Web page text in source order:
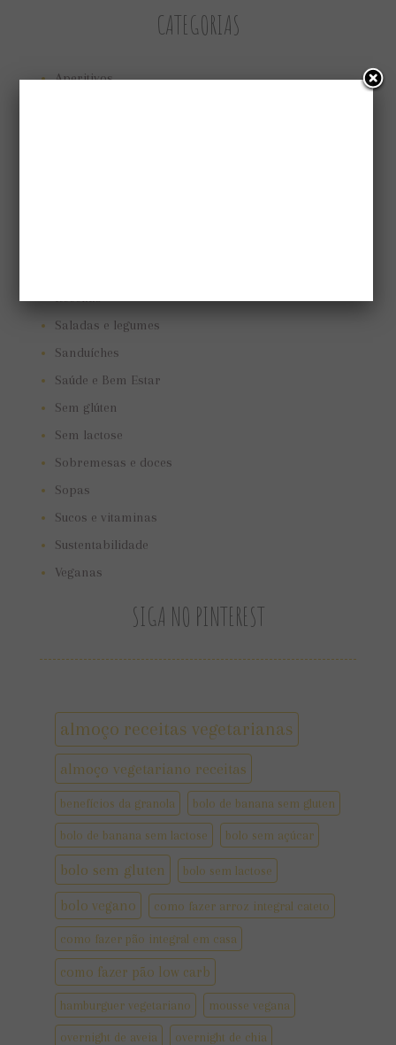
CATEGORIAS
Aperitivos
Receitas
Saladas e legumes
Sanduíches
Saúde e Bem Estar
Sem glúten
Sem lactose
Sobremesas e doces
Sopas
Sucos e vitaminas
Sustentabilidade
Veganas
SIGA NO PINTEREST
almoço receitas vegetarianas
almoço vegetariano receitas
benefícios da granola bolo de banana sem gluten
bolo de banana sem lactose bolo sem açúcar
bolo sem gluten bolo sem lactose
bolo vegano como fazer arroz integral cateto
como fazer pão integral em casa
como fazer pão low carb
hamburguer vegetariano mousse vegana
overnight de aveia overnight de chia